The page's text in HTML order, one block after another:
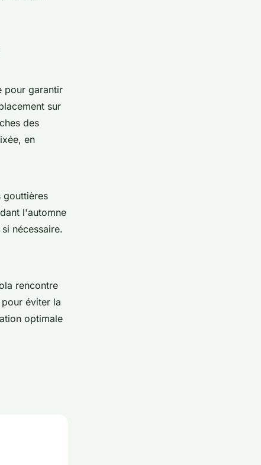
pour garantir
sur
des
en
gouttières
l'automne
nécessaire.
rencontre
éviter la
optimale